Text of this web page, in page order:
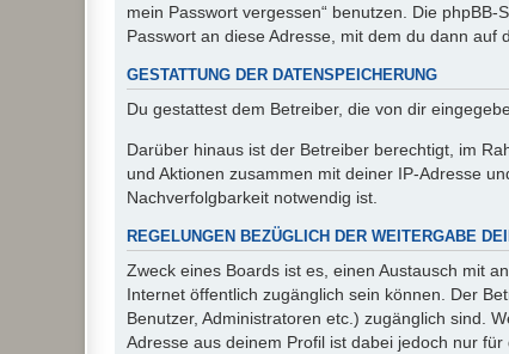
mein Passwort vergessen“ benutzen. Die
Passwort an diese Adresse, mit dem du dann auf
GESTATTUNG DER DATENSPEICHERUNG
Du gestattest dem Betreiber, die von dir
Darüber hinaus ist der Betreiber berechtigt, im
und Aktionen zusammen mit deiner IP-Adresse
Nachverfolgbarkeit notwendig ist.
REGELUNGEN BEZÜGLICH DER WEITERGABE
Zweck eines Boards ist es, einen Austausch mit
Internet öffentlich zugänglich sein können. Der
Benutzer, Administratoren etc.) zugänglich sind.
Adresse aus deinem Profil ist dabei jedoch nur